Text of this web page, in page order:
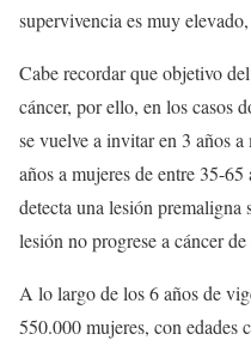
supervivencia es muy
Cabe recordar que objetivo
cáncer, por ello, en los casos
se vuelve a invitar en 3 años
años a mujeres de entre 35-
detecta una lesión premaligna
lesión no progrese a cáncer
A lo largo de los 6 años de
550.000 mujeres, con edades